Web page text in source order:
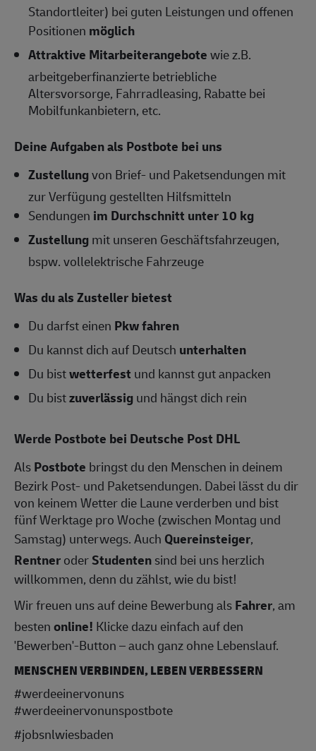
Standortleiter) bei guten Leistungen und offenen
Positionen möglich
Attraktive Mitarbeiterangebotewie z.B.
arbeitgeberfinanzierte betriebliche
Altersvorsorge, Fahrradleasing, Rabatte bei
Mobilfunkanbietern, etc.
Deine Aufgaben als Postbote bei uns
Zustellungvon Brief- und Paketsendungen mit
zur Verfügung gestellten Hilfsmitteln
Sendungen im Durchschnitt unter 10 kg
Zustellungmit unseren Geschäftsfahrzeugen,
bspw. vollelektrische Fahrzeuge
Was du als Zusteller bietest
Du darfst einen Pkw fahren
Du kannst dich auf Deutsch unterhalten
Du bistwetterfest und kannst gut anpacken
Du bistzuverlässigund hängst dich rein
Werde Postbote bei Deutsche Post DHL
AlsPostbote bringst du den Menschen in deinem
Bezirk Post- und Paketsendungen. Dabei lässt du dir
von keinem Wetter die Laune verderben und bist
fünf Werktage pro Woche (zwischen Montag und
Samstag) unterwegs. Auch Quereinsteiger,
RentneroderStudentensind bei uns herzlich
willkommen, denn du zählst, wie du bist!
Wir freuen uns auf deine Bewerbung alsFahrer, am
bestenonline! Klicke dazu einfach auf den
'Bewerben'-Button – auch ganz ohne Lebenslauf.
MENSCHEN VERBINDEN, LEBEN VERBESSERN
#werdeeinervonuns
#werdeeinervonunspostbote
#jobsnlwiesbaden